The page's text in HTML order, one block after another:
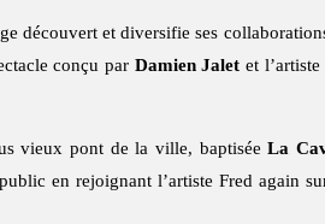
découvert et diversifie ses
conçu par Damien Jalet et l’artiste
vieux pont de la ville, baptiséeLa
en rejoignant l’artiste Fred again